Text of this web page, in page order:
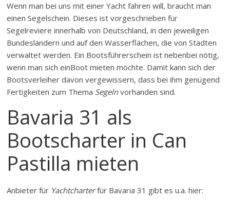
Wenn man bei uns mit einer Yacht fahren will, braucht man
einen Segelschein. Dieses ist vorgeschrieben für
Segelreviere innerhalb von Deutschland, in den jeweiligen
Bundesländern und auf den Wasserflächen, die von Städten
verwaltet werden. Ein Bootsführerschein ist nebenbei nötig,
wenn man sich einBoot mieten möchte. Damit kann sich der
Bootsverleiher davon vergewissern, dass bei ihm genügend
Fertigkeiten zum Thema Segelnvorhanden sind.
Bavaria 31 als
Bootscharter in Can
Pastilla mieten
Anbieter für Yachtcharterfür Bavaria 31 gibt es u.a. hier: